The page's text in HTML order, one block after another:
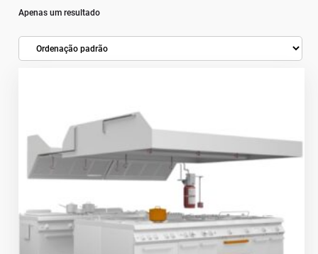
Apenas um resultado